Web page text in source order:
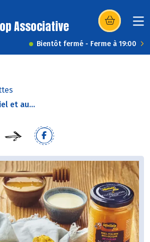
Associative (s’ouvre dans
Bientôt fermé - Ferme à 19:00
et au...